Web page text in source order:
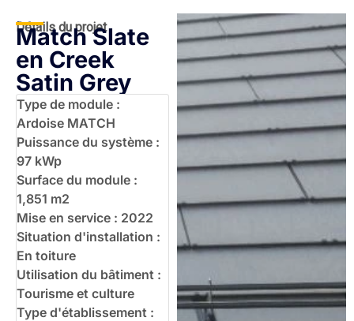
Détails du projet
Match Slate
en Creek
Satin Grey
Type de module :
Ardoise MATCH
Puissance du système :
97 kWp
Surface du module :
1,851 m2
Mise en service : 2022
Situation d'installation :
En toiture
Utilisation du bâtiment :
Tourisme et culture
Type d'établissement :